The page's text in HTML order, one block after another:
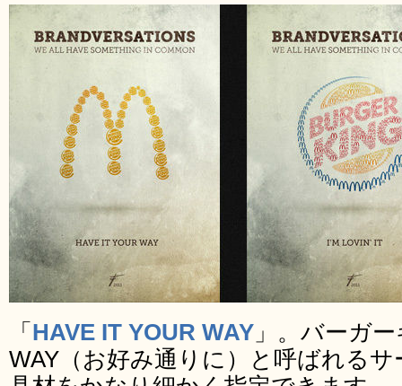
「 HAVE IT YOUR WAY 」。バーガ
WAY（お好み通りに）と呼ばれる